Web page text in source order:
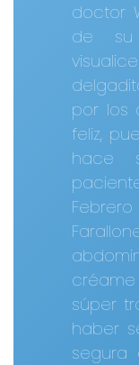
doctor
de su
por los
feliz,
hace
súper
haber
segura